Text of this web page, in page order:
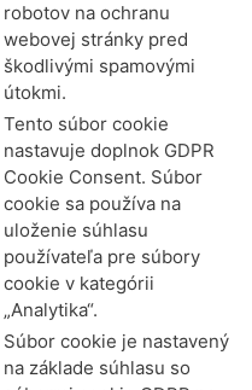
robotov na ochranu
webovej stránky pred
škodlivými spamovými
útokmi.
Tento súbor cookie
nastavuje doplnok GDPR
Cookie Consent. Súbor
cookie sa používa na
uloženie súhlasu
používateľa pre súbory
cookie v kategórii
„Analytika“.
Súbor cookie je nastavený
na základe súhlasu so